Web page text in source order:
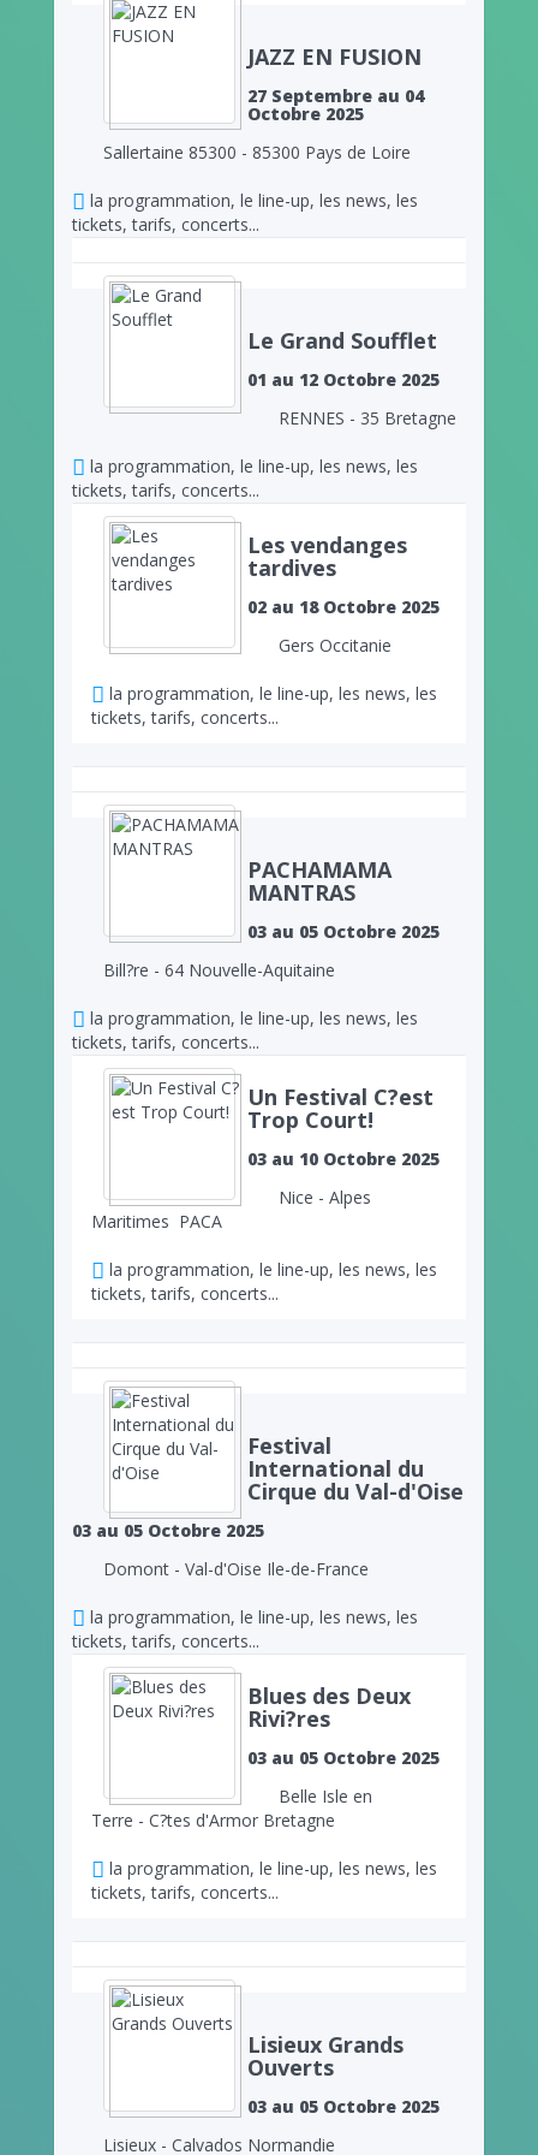
JAZZ EN FUSION
27 Septembre au 04
Octobre 2025
Sallertaine 85300 - 85300 Pays de Loire
la programmation, le line-up, les news, les
tickets, tarifs, concerts...
Le Grand Soufflet
01 au 12 Octobre 2025
RENNES - 35 Bretagne
la programmation, le line-up, les news, les
tickets, tarifs, concerts...
Les vendanges
tardives
02 au 18 Octobre 2025
Gers Occitanie
la programmation, le line-up, les news, les
tickets, tarifs, concerts...
PACHAMAMA
MANTRAS
03 au 05 Octobre 2025
Bill?re - 64 Nouvelle-Aquitaine
la programmation, le line-up, les news, les
tickets, tarifs, concerts...
Un Festival C?est
Trop Court!
03 au 10 Octobre 2025
Nice - Alpes
Maritimes PACA
la programmation, le line-up, les news, les
tickets, tarifs, concerts...
Festival
International du
Cirque du Val-d'Oise
03 au 05 Octobre 2025
Domont - Val-d'Oise Ile-de-France
la programmation, le line-up, les news, les
tickets, tarifs, concerts...
Blues des Deux
Rivi?res
03 au 05 Octobre 2025
Belle Isle en
Terre - C?tes d'Armor Bretagne
la programmation, le line-up, les news, les
tickets, tarifs, concerts...
Lisieux Grands
Ouverts
03 au 05 Octobre 2025
Lisieux - Calvados Normandie